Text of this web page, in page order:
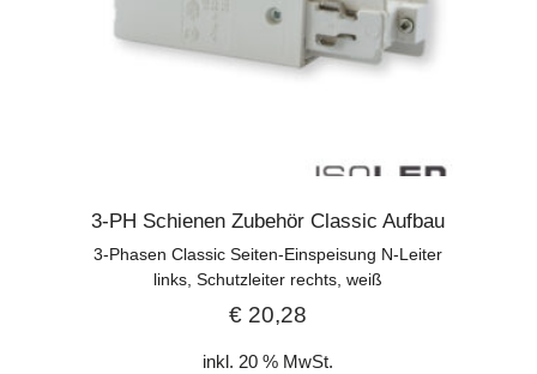
3-PH Schienen Zubehör Classic Aufbau
3-Phasen Classic Seiten-Einspeisung N-Leiter
links, Schutzleiter rechts, weiß
€ 20,28
inkl. 20 % MwSt.